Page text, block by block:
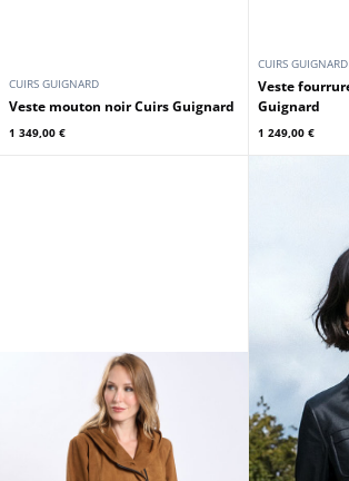
CUIRS GUIGNARD
Veste mouton noir Cuirs Guignard
1 349,00 €
CUIRS GUIGNARD
Veste fourrure agneau gold Cuirs
Guignard
1 249,00 €